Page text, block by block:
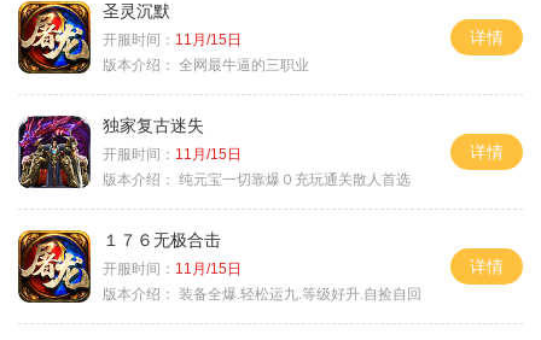
圣灵沉默
开服时间： 11月/15日
版本介绍： 全网最牛逼的三职业
详情
独家复古迷失
开服时间： 11月/15日
版本介绍： 纯元宝一切靠爆０充玩通关散人首选
详情
１７６无极合击
开服时间： 11月/15日
版本介绍： 装备全爆.轻松运九.等级好升.自捡自回
详情